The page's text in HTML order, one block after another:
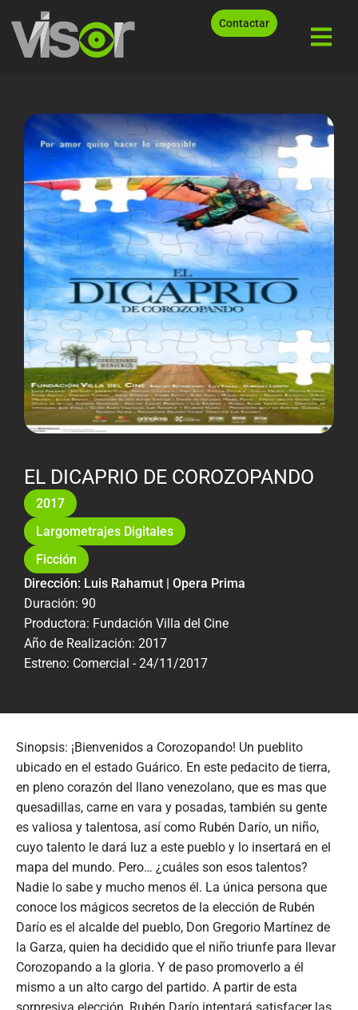
Contactar
EL DICAPRIO DE COROZOPANDO
2017
Largometrajes Digitales
Ficción
Dirección: Luis Rahamut | Opera Prima
Duración: 90
Productora: Fundación Villa del Cine
Año de Realización: 2017
Estreno: Comercial - 24/11/2017
Sinopsis: ¡Bienvenidos a Corozopando! Un pueblito
ubicado en el estado Guárico. En este pedacito de tierra,
en pleno corazón del llano venezolano, que es mas que
quesadillas, carne en vara y posadas, también su gente
es valiosa y talentosa, así como Rubén Darío, un niño,
cuyo talento le dará luz a este pueblo y lo insertará en el
mapa del mundo. Pero… ¿cuáles son esos talentos?
Nadie lo sabe y mucho menos él. La única persona que
conoce los mágicos secretos de la elección de Rubén
Darío es el alcalde del pueblo, Don Gregorio Martínez de
la Garza, quien ha decidido que el niño triunfe para llevar
Corozopando a la gloria. Y de paso promoverlo a él
mismo a un alto cargo del partido. A partir de esta
sorpresiva elección, Rubén Darío intentará satisfacer las